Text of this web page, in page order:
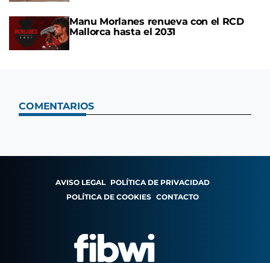
Manu Morlanes renueva con el RCD
Mallorca hasta el 2031
COMENTARIOS
AVISO LEGAL POLÍTICA DE PRIVACIDAD
POLÍTICA DE COOKIES CONTACTO